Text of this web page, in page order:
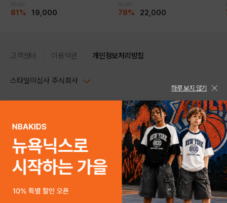
상품고시정보
제품소재
[겉감]폴리에스터63% 레이온31% 폴리우레탄6%
색상
MELANGE NAVY,BEIGE,KHAKI,BLACK,MELANGE GREY
81% 19,000 78% 22,000
고객센터 이용약관 개인정보처리방침
스타일이십사 주식회사
주소 : 서울시 강남구 논현로 633, 6층 (논현동, 한세엠케이빌딩)
사업자등록번호 : 116-81-32499
통신판매업신고번호 : 제 2024-서울강남-04239
호스팅 서비스 : 스타일이십사㈜
고객센터 1544-5336(평일 09:00~ 18:00 토/일/공휴일 휴무)
스타일24 고객센터 1544-5336
평일 09:00~ 18:00 (토/일/공휴일 휴무)
help Email : help@style24.com
COPYRIGHTⓒ2021 STYLE24 ALL RIGHTS RESERVED.
하루 보지 않기